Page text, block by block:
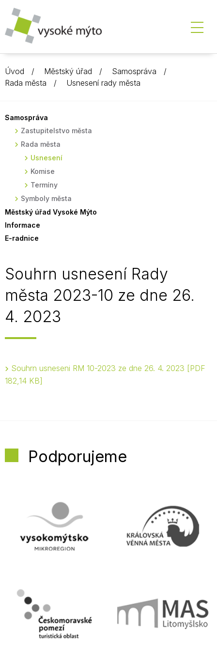
Úvod Městský úřad
Samospráva
Rada města
Usnesení rady města
Samospráva
Zastupitelstvo města
Rada města
Usnesení
Komise
Termíny
Symboly města
Městský úřad Vysoké Mýto
Informace
E-radnice
Souhrn usnesení Rady
města 2023-10 ze dne 26.
4. 2023
Souhrn usneseni RM 10-2023 ze dne 26. 4. 2023
PDF
182,14 KB
Podporujeme